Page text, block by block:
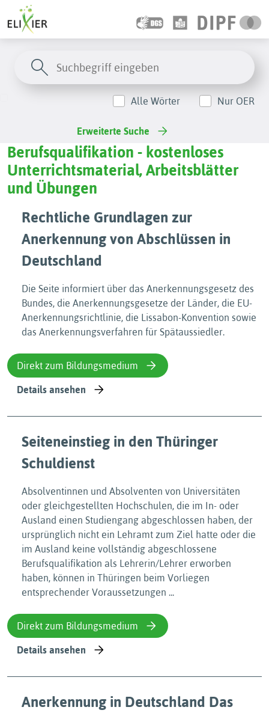
Alle Wörter Nur OER
Erweiterte Suche
Berufsqualifikation - kostenloses
Unterrichtsmaterial, Arbeitsblätter
und Übungen
Rechtliche Grundlagen zur
Anerkennung von Abschlüssen in
Deutschland
Die Seite informiert über das Anerkennungsgesetz des
Bundes, die Anerkennungsgesetze der Länder, die EU-
Anerkennungsrichtlinie, die Lissabon-Konvention sowie
das Anerkennungsverfahren für Spätaussiedler.
Direkt zum Bildungsmedium
Details ansehen
Seiteneinstieg in den Thüringer
Schuldienst
Absolventinnen und Absolventen von Universitäten
oder gleichgestellten Hochschulen, die im In- oder
Ausland einen Studiengang abgeschlossen haben, der
ursprünglich nicht ein Lehramt zum Ziel hatte oder die
im Ausland keine vollständig abgeschlossene
Berufsqualifikation als Lehrerin/Lehrer erworben
haben, können in Thüringen beim Vorliegen
entsprechender Voraussetzungen ...
Direkt zum Bildungsmedium
Details ansehen
Anerkennung in Deutschland Das